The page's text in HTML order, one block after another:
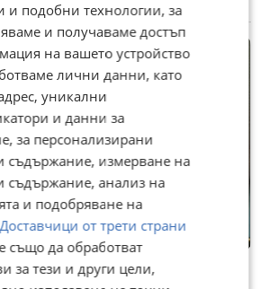
език The linguaphone institute +
книги
и подобни технологии, за
и получаваме достъп
на вашето устройство
лични данни, като
уникални
и данни за
за персонализирани
съдържание, измерване на
съдържание, анализ на
и подобряване на
Доставчици от трети страни
също да обработват
за тези и други цели,